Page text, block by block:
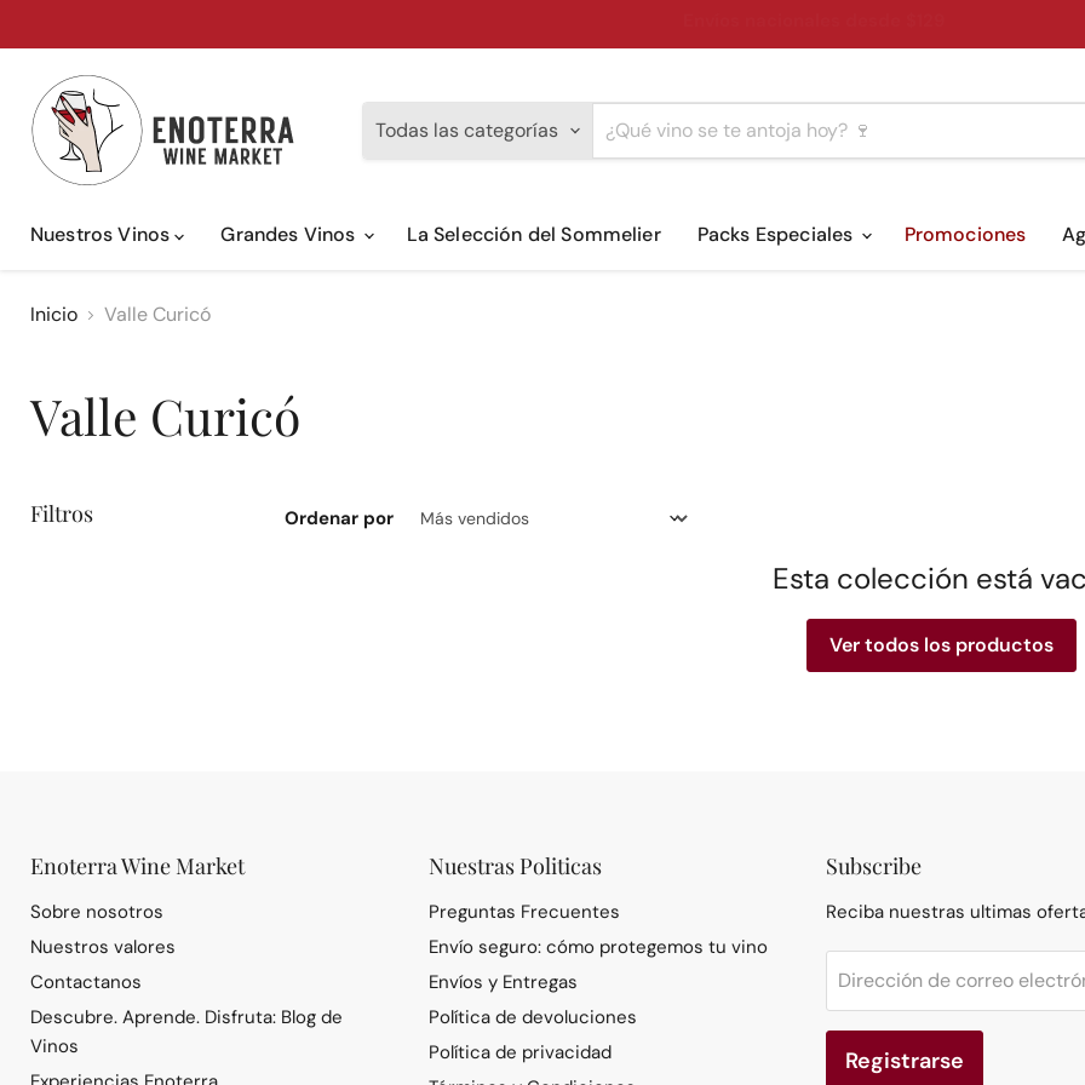
Todas las categorías
Nuestros Vinos Grandes Vinos La Selección del Sommelier Packs Especiales Promociones
Inicio Valle Curicó
Valle Curicó
Filtros Ordenar por
Esta colección está
Ver todos los productos
Enoterra Wine Market
Sobre nosotros
Nuestros valores
Contactanos
Descubre. Aprende. Disfruta: Blog de
Vinos
Nuestras Politicas
Preguntas Frecuentes
Envío seguro: cómo protegemos tu vino
Envíos y Entregas
Política de devoluciones
Política de privacidad
Subscribe
Reciba nuestras ultimas
Dirección de correo
Registrarse